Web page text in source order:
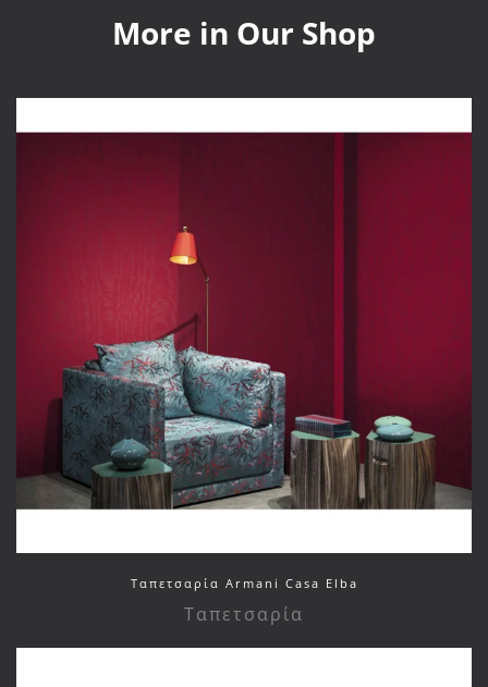
More in Our Shop
Ταπετσαρία Armani Casa Elba
Ταπετσαρία